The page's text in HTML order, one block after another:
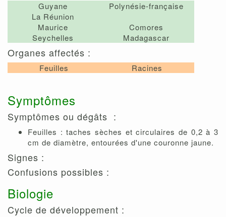
Guyane
Polynésie-française
La Réunion
Maurice
Comores
Seychelles
Madagascar
Organes affectés :
Feuilles Racines
Symptômes
Symptômes ou dégâts :
Feuilles : taches sèches et circulaires de 0,2 à 3
cm de diamètre, entourées d'une couronne jaune.
Signes :
Confusions possibles :
Biologie
Cycle de développement :